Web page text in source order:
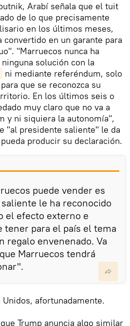
Arabí señala que el tuit
de lo que precisamente
en los últimos meses,
convertido en un garante para
"Marruecos nunca ha
solución con la
ni mediante referéndum, solo
que se reconozca su
En los últimos seis o
muy claro que no va a
y ni siquiera la autonomía",
"al presidente saliente" le da
producir su declaración.
puede vender es
le ha reconocido
el efecto externo e
tener para el país el tema
regalo envenenado. Va
Marruecos tendrá
Unidos, afortunadamente.
Trump anuncia algo similar